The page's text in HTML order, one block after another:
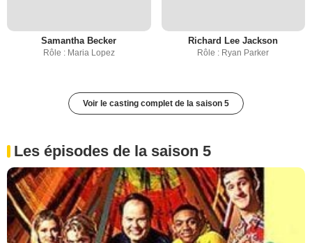
Samantha Becker
Rôle : Maria Lopez
Richard Lee Jackson
Rôle : Ryan Parker
Voir le casting complet de la saison 5
Les épisodes de la saison 5